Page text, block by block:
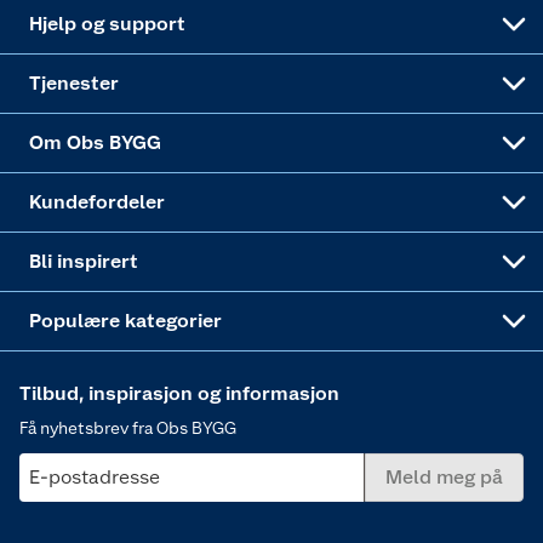
Hjelp og support
Tjenester
Om Obs BYGG
Kundefordeler
Bli inspirert
Populære kategorier
Tilbud, inspirasjon og informasjon
Få nyhetsbrev fra Obs BYGG
E-postadresse Meld meg på